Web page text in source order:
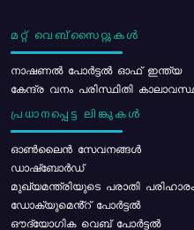
മറ്റ് വെബ്സൈറ്റുകൾ
നാഷണൽ പോർട്ടൽ ഓഫ് ഇന്ത്യ
കേന്ദ്ര വനം പരിസ്ഥിതി
പ്രധാനപ്പെട്ട ലിങ്കുകൾ
ഓൺലൈൻ സേവനങ്ങൾ
ഡാഷ്ബോർഡ്
മുഖ്യമന്ത്രിയുടെ പരാതി പരിഹാരം
ഡോക്യുമെൻ്റ് പോർട്ടൽ
ഔദ്യോഗിക വെബ് പോർട്ടൽ